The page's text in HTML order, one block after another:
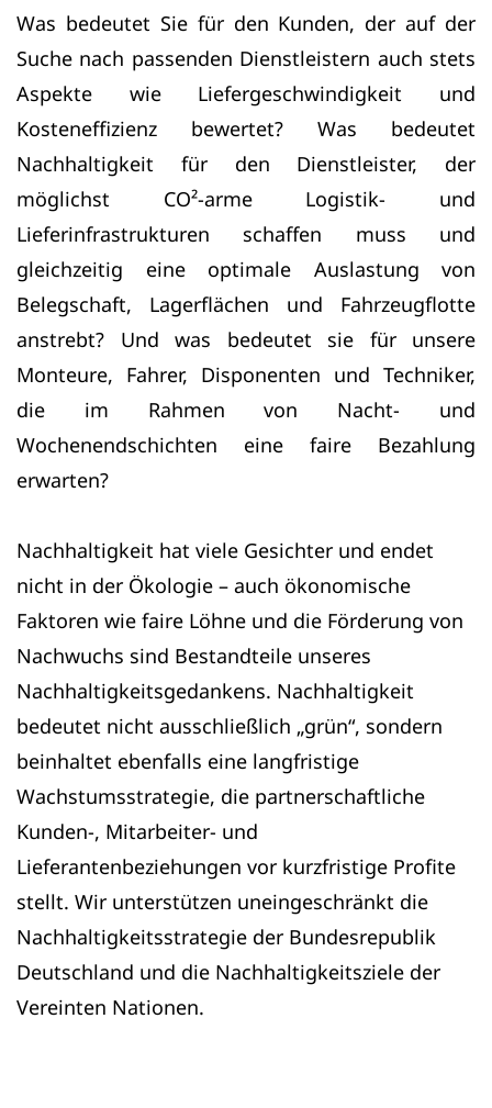
Was bedeutet Sie für den Kunden, der auf der
Suche nach passenden Dienstleistern auch stets
Aspekte wie Liefergeschwindigkeit und
Kosteneffizienz bewertet? Was bedeutet
Nachhaltigkeit für den Dienstleister, der
möglichst CO²-arme Logistik- und
Lieferinfrastrukturen schaffen muss und
gleichzeitig eine optimale Auslastung von
Belegschaft, Lagerflächen und Fahrzeugflotte
anstrebt? Und was bedeutet sie für unsere
Monteure, Fahrer, Disponenten und Techniker,
die im Rahmen von Nacht- und
Wochenendschichten eine faire Bezahlung
erwarten?
Nachhaltigkeit hat viele Gesichter und endet
nicht in der Ökologie – auch ökonomische
Faktoren wie faire Löhne und die Förderung von
Nachwuchs sind Bestandteile unseres
Nachhaltigkeitsgedankens. Nachhaltigkeit
bedeutet nicht ausschließlich „grün“, sondern
beinhaltet ebenfalls eine langfristige
Wachstumsstrategie, die partnerschaftliche
Kunden-, Mitarbeiter- und
Lieferantenbeziehungen vor kurzfristige Profite
stellt. Wir unterstützen uneingeschränkt die
Nachhaltigkeitsstrategie der Bundesrepublik
Deutschland und die Nachhaltigkeitsziele der
Vereinten Nationen.